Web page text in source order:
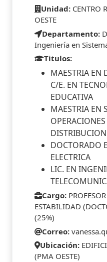
Unidad: CENTRO
OESTE
Departamento:
Ingeniería en
Titulos:
MAESTRIA EN
C/E. EN
EDUCATIVA
MAESTRIA EN
DISTRIBUCION
DOCTORADO
ELECTRICA
LIC. EN
Cargo:
ESTABILIDAD
(25%)
Correo:
Ubicación:
(PMA OESTE)